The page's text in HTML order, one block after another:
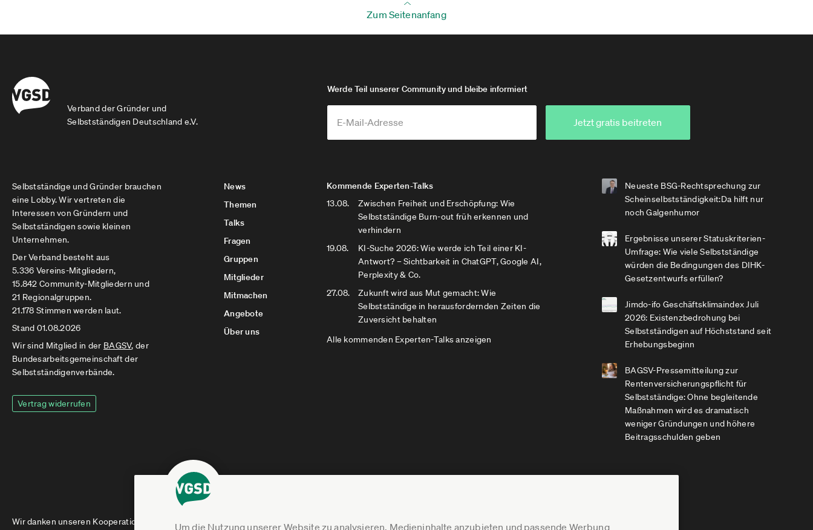
Um die Nutzung unserer Website zu analysieren, Medieninhalte anzubieten und passende Werbung
Zum Seitenanfang
Verband der Gründer und
Selbstständigen Deutschland e.V.
Werde Teil unserer Community und bleibe informiert
Jetzt gratis beitreten
Selbstständige und Gründer brauchen
eine Lobby. Wir vertreten die
Interessen von Gründern und
Selbstständigen sowie kleinen
Unternehmen.
Der Verband besteht aus
5.336 Vereins-Mitgliedern,
15.842 Community-Mitgliedern und
21 Regionalgruppen.
21.178 Stimmen werden laut.
Stand 01.08.2026
Wir sind Mitglied in der BAGSV, der
Bundesarbeitsgemeinschaft der
Selbstständigenverbände.
Vertrag widerrufen
News
Themen
Talks
Fragen
Gruppen
Mitglieder
Mitmachen
Angebote
Über uns
Kommende Experten-Talks
13.08.
Zwischen Freiheit und Erschöpfung: Wie
Selbstständige Burn-out früh erkennen und
verhindern
19.08.
KI-Suche 2026: Wie werde ich Teil einer KI-
Antwort? – Sichtbarkeit in ChatGPT, Google AI,
Perplexity & Co.
27.08.
Zukunft wird aus Mut gemacht: Wie
Selbstständige in herausfordernden Zeiten die
Zuversicht behalten
Alle kommenden Experten-Talks anzeigen
Neueste BSG-Rechtsprechung zur
Scheinselbstständigkeit:Da hilft nur
noch Galgenhumor
Ergebnisse unserer Statuskriterien-
Umfrage: Wie viele Selbstständige
würden die Bedingungen des DIHK-
Gesetzentwurfs erfüllen?
Jimdo-ifo Geschäftsklimaindex Juli
2026: Existenzbedrohung bei
Selbstständigen auf Höchststand seit
Erhebungsbeginn
BAGSV-Pressemitteilung zur
Rentenversicherungspflicht für
Selbstständige: Ohne begleitende
Maßnahmen wird es dramatisch
weniger Gründungen und höhere
Beitragsschulden geben
Wir danken unseren Kooperationspartnern